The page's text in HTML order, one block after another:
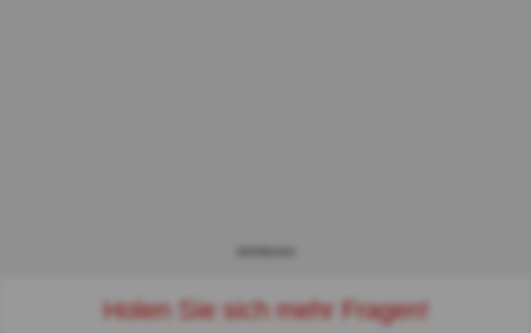
Holen Sie sich mehr Fragen!